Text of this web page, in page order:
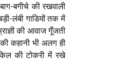
बगीचे की रखवाली
लंबी गाडियों तक में
की आवाज गूँजती
कहानी भी अलग ही
की टोकरी में रखे